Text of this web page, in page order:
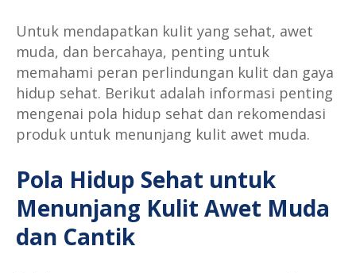
Untuk mendapatkan kulit yang sehat, awet
muda, dan bercahaya, penting untuk
memahami peran perlindungan kulit dan gaya
hidup sehat. Berikut adalah informasi penting
mengenai pola hidup sehat dan rekomendasi
produk untuk menunjang kulit awet muda.
Pola Hidup Sehat untuk
Menunjang Kulit Awet Muda
dan Cantik